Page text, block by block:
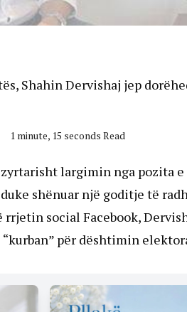
Shahin Dervishaj jep
1 minute, 15 seconds Read
largimin nga pozita e
shënuar një goditje të
social Facebook,
për dështimin